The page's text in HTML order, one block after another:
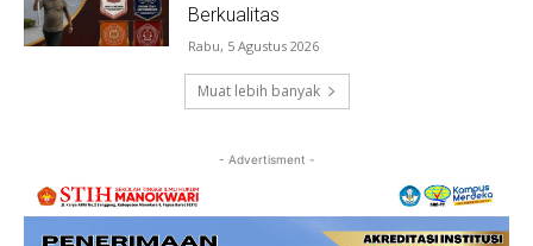
Berkualitas
Rabu, 5 Agustus 2026
Muat lebih banyak
- Advertisment -